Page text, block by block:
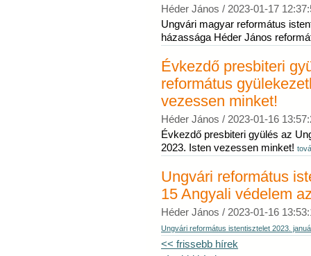
Héder János / 2023-01-17
Ungvári magyar református
házassága Héder János
Évkezdő presbiteri
református
vezessen minket!
Héder János / 2023-01-16
Évkezdő presbiteri gyülés az
2023. Isten vezessen minket!
Ungvári református
15 Angyali védelem
Héder János / 2023-01-16
Ungvári református istentisztelet 2023.
<< frissebb hírek